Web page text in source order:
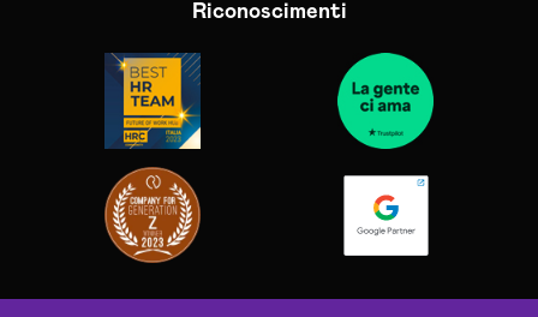
Riconoscimenti